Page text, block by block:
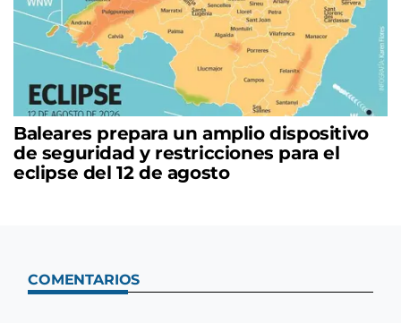
Baleares prepara un amplio dispositivo
de seguridad y restricciones para el
eclipse del 12 de agosto
COMENTARIOS